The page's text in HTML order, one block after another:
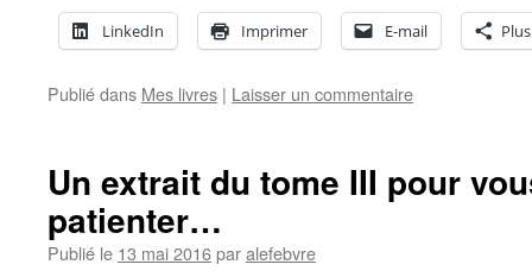
LinkedIn Imprimer E-mail Plus
Publié dans Mes livres | Laisser un commentaire
Un extrait du tome III pour
patienter…
Publié le 13 mai 2016paralefebvre